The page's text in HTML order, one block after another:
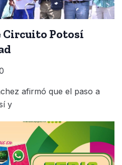
Circuito Potosí
afirmó que el paso a
y